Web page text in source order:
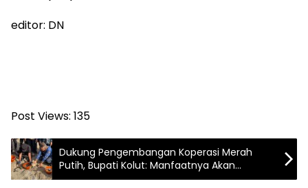
editor: DN
Post Views: 135
Dukung Pengembangan Koperasi Merah
Putih, Bupati Kolut: Manfaatnya Akan
Kembali ke Masyarakat